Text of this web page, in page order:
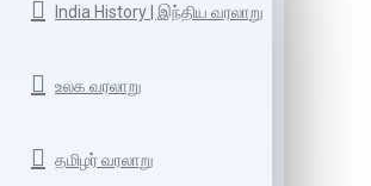
India History | இந்திய வரலாறு
உலக வரலாறு
தமிழர் வரலாறு